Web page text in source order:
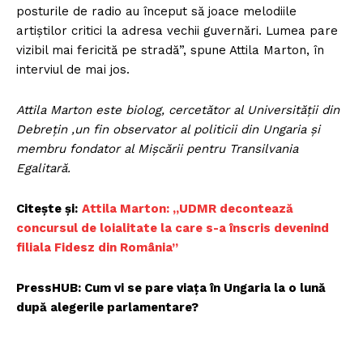
posturile de radio au început să joace melodiile
artiștilor critici la adresa vechii guvernări. Lumea pare
vizibil mai fericită pe stradă”, spune Attila Marton, în
interviul de mai jos.
Attila Marton este biolog, cercetător al Universității din
Debrețin ,un fin observator al politicii din Ungaria și
membru fondator al Mișcării pentru Transilvania
Egalitară.
Citește și: Attila Marton: „UDMR decontează
concursul de loialitate la care s-a înscris devenind
filiala Fidesz din România”
PressHUB: Cum vi se pare viața în Ungaria la o lună
după alegerile parlamentare?